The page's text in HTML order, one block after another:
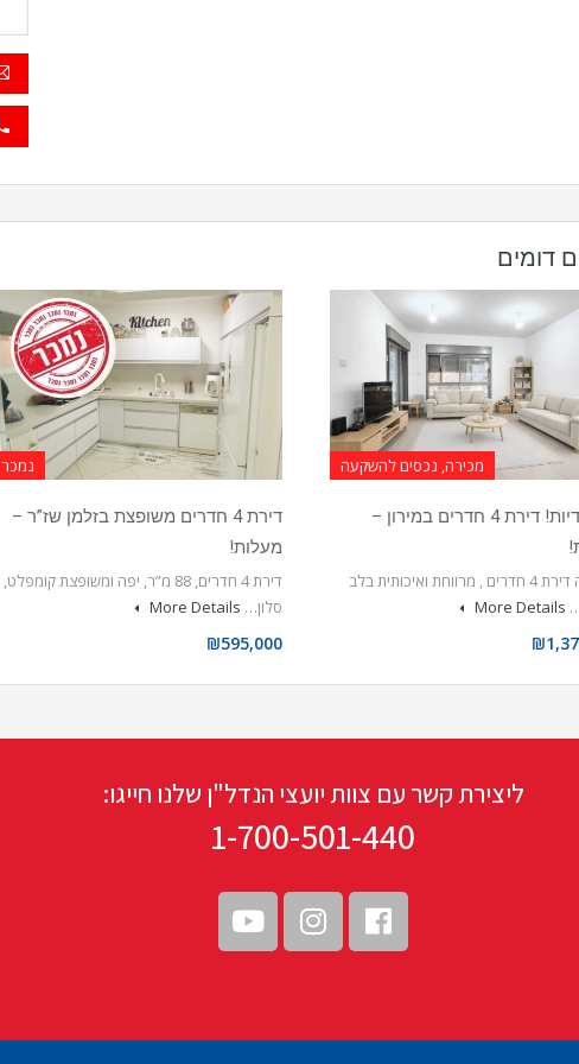
דומים
מכירה, נכסים להשקעה
בבלעדיות! דירת 4 חדרים במירון –
למכירה דירת 4 חדרים , מרווחת ואיכותית בלב
More Details
נמכר
דירת 4 חדרים משופצת בזלמן שז”ר –
מעלות!
דירת 4 חדרים, 88 מ”ר, יפה ומשופצת קומפלט,
סלון… More Details
₪595,000
ליצירת קשר עם צוות יועצי הנדל"ן שלנו חייגו:
1-700-501-440